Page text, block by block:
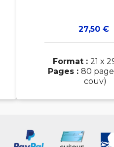
Prix
27,50 €
Format : 21 x
Pages : 80
couv)